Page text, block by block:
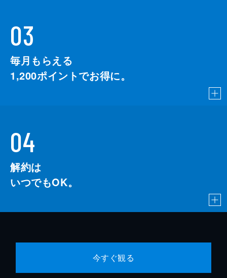
03
毎月もらえる
1,200ポイントでお得に。
04
解約は
いつでもOK。
今すぐ観る